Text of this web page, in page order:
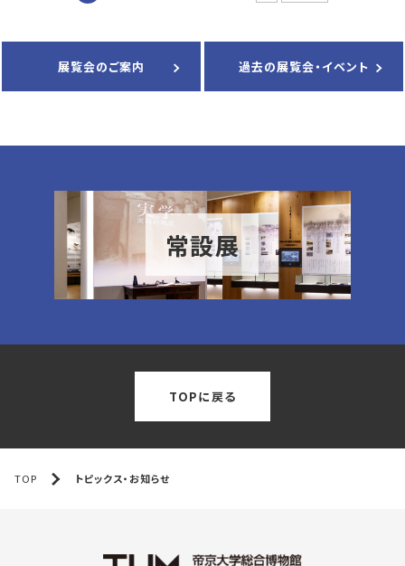
展覧会のご案内 過去の展覧会・イベント
常設展
TOPに戻る
TOP トピックス・お知らせ